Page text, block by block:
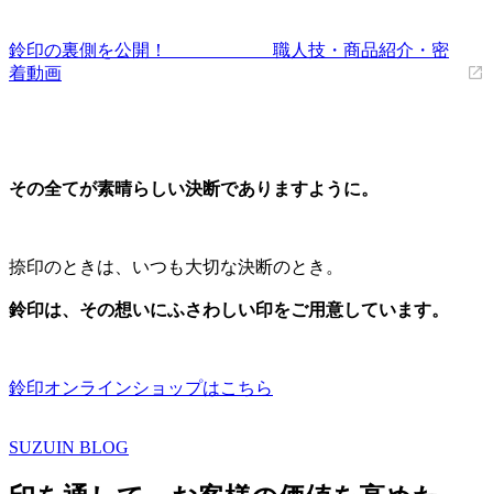
鈴印の裏側を公開！ 職人技・商品紹介・密
着動画
その全てが素晴らしい決断でありますように。
捺印のときは、いつも大切な決断のとき。
鈴印は、その想いにふさわしい印をご用意しています。
鈴印オンラインショップはこちら
SUZUIN BLOG